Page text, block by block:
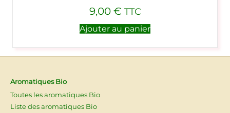
9,00 € TTC
Ajouter au panier
Aromatiques Bio
Toutes les aromatiques Bio
Liste des aromatiques Bio